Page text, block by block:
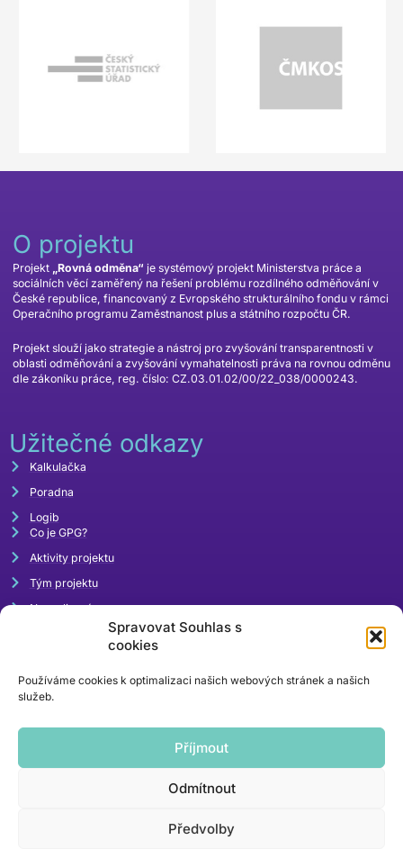
Spravovat Souhlas s
cookies
Používáme cookies k optimalizaci našich webových stránek a našich
služeb.
Příjmout
Odmítnout
Předvolby
O projektu
Projekt „Rovná odměna“ je systémový projekt Ministerstva práce a
sociálních věcí zaměřený na řešení problému rozdílného odměňování v
České republice, financovaný z Evropského strukturálního fondu v rámci
Operačního programu Zaměstnanost plus a státního rozpočtu ČR.
Projekt slouží jako strategie a nástroj pro zvyšování transparentnosti v
oblasti odměňování a zvyšování vymahatelnosti práva na rovnou odměnu
dle zákoníku práce, reg. číslo: CZ.03.01.02/00/22_038/0000243.
Užitečné odkazy
Kalkulačka
Poradna
Logib
Co je GPG?
Aktivity projektu
Tým projektu
Napsali o nás